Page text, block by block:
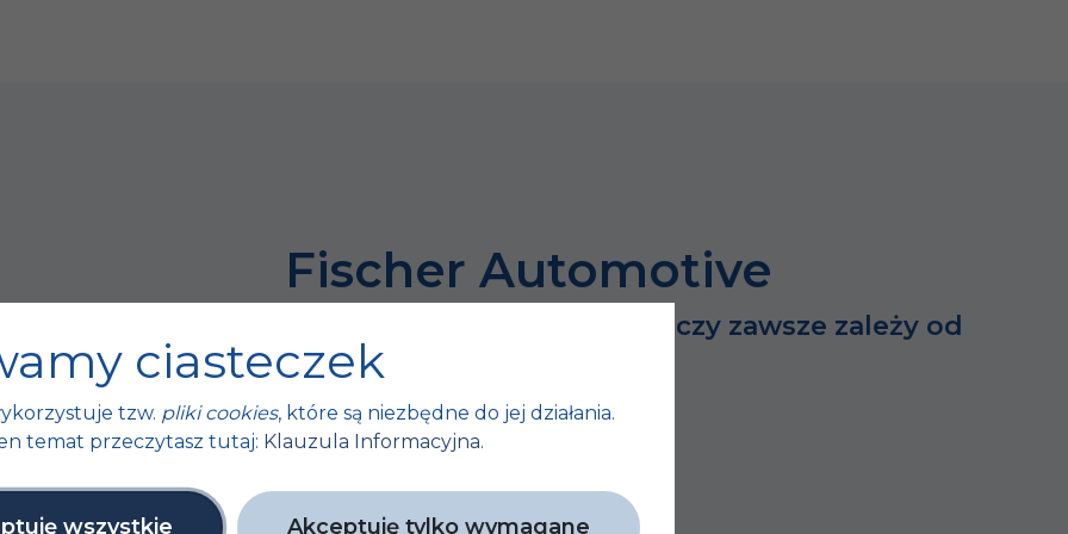
Fischer Automotive
bo sukces dużych rzeczy zawsze zależy od
tych małych…
ciasteczek
tzw. pliki cookies, które są niezbędne do jej działania.
temat przeczytasz tutaj: Klauzula Informacyjna.
wszystkie Akceptuję tylko wymagane